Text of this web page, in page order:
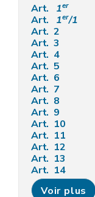
Art. 1er
Art. 1er/1
Art. 2
Art. 3
Art. 4
Art. 5
Art. 6
Art. 7
Art. 8
Art. 9
Art. 10
Art. 11
Art. 12
Art. 13
Art. 14
Art. 15
Art. 16
Voir plus